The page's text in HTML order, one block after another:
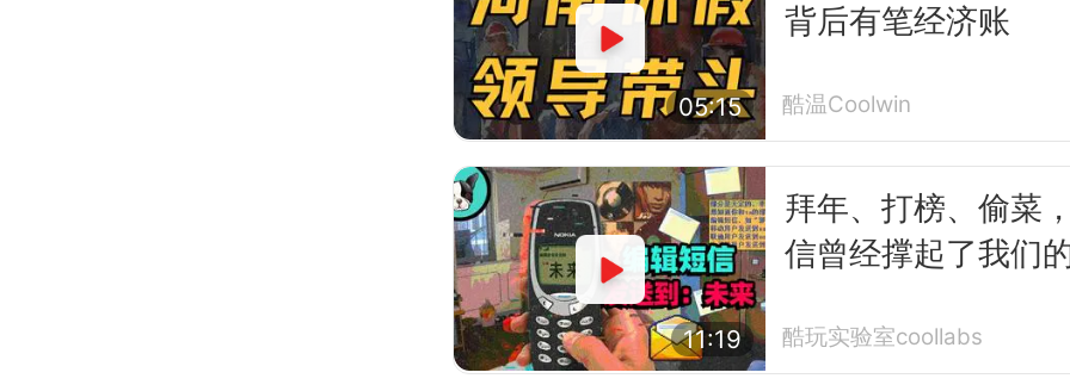
05:15
背后有笔经济账
酷温Coolwin
11:19
拜年、打榜、偷菜
信曾经撑起了我们
酷玩实验室coollabs